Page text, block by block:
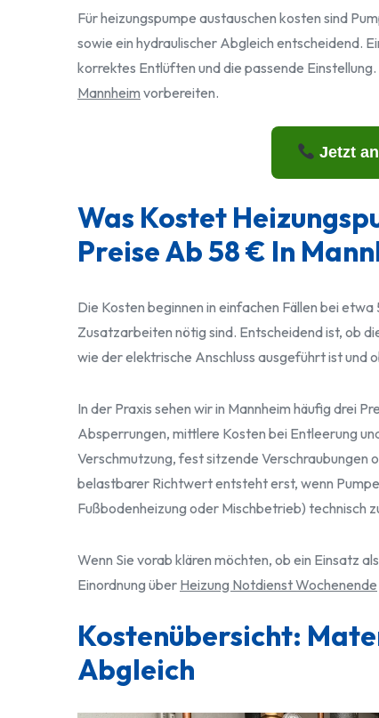
Für heizungspumpe austauschen kosten sind
sowie ein hydraulischer Abgleich entscheidend.
korrektes Entlüften und die passende
Mannheim vorbereiten.
Jetzt
Was Kostet
Preise Ab 58 € In
Die Kosten beginnen in einfachen Fällen bei
Zusatzarbeiten nötig sind. Entscheidend ist, ob
wie der elektrische Anschluss ausgeführt ist und
In der Praxis sehen wir in Mannheim häufig drei
Absperrungen, mittlere Kosten bei Entleerung
Verschmutzung, fest sitzende Verschraubungen
belastbarer Richtwert entsteht erst, wenn
Fußbodenheizung oder Mischbetrieb) technisch
Wenn Sie vorab klären möchten, ob ein Einsatz
Einordnung über Heizung Notdienst Wochenende
Kostenübersicht:
Abgleich